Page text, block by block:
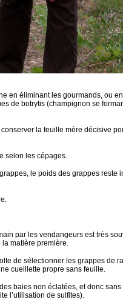
en éliminant les gourmands, ou
de botrytis (champignon se
la feuille mère décisive
selon les cépages.
le poids des grappes reste
par les vendangeurs est très
matière première.
de sélectionner les grappes de
cueillette propre sans feuille.
baies non éclatées, et donc sans
l’utilisation de sulfites).